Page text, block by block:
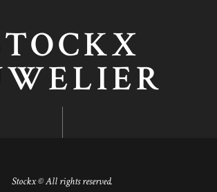
Stockx © All rights reserved.